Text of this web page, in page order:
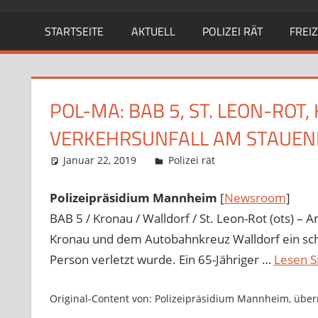
STARTSEITE AKTUELL POLIZEI RÄT
POL-MA: BAB 5, ST. LEON-
VERKEHRSUNFALL AM
Januar 22, 2019 Richard Uhl
Polizei rät
Polizeipräsidium Mannheim [Newsroom]
BAB 5 / Kronau / Walldorf / St. Leon-Rot (ots) –
Kronau und dem Autobahnkreuz Walldorf ein
Person verletzt wurde. Ein 65-Jähriger … Lesen
Original-Content von: Polizeipräsidium Mannheim,